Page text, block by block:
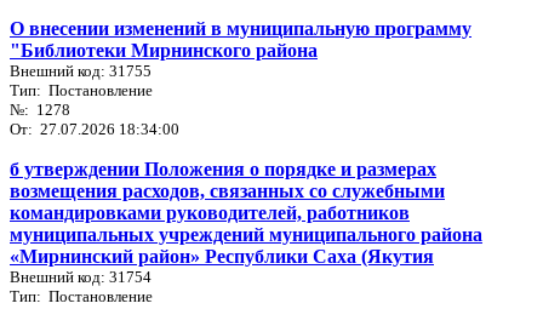
О внесении изменений в муниципальную программу
"Библиотеки Мирнинского района
Внешний код: 31755
Тип: Постановление
№: 1278
От: 27.07.2026 18:34:00
б утверждении Положения о порядке и размерах
возмещения расходов, связанных со служебными
командировками руководителей, работников
муниципальных учреждений муниципального района
«Мирнинский район» Республики Саха (Якутия
Внешний код: 31754
Тип: Постановление